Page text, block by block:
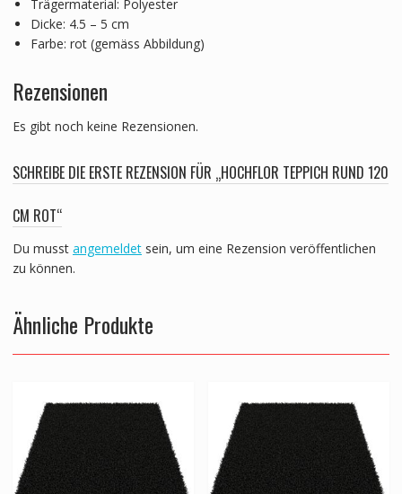
Trägermaterial: Polyester
Dicke: 4.5 – 5 cm
Farbe: rot (gemäss Abbildung)
Rezensionen
Es gibt noch keine Rezensionen.
SCHREIBE DIE ERSTE REZENSION FÜR „HOCHFLOR TEPPICH RUND 120
CM ROT“
Du musst angemeldetsein, um eine Rezension veröffentlichen
zu können.
Ähnliche Produkte